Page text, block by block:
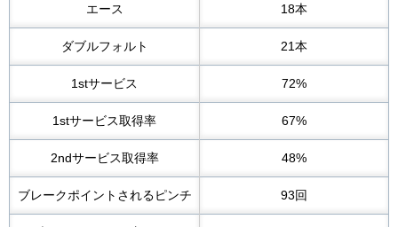
エース 18本
ダブルフォルト 21本
1stサービス 72%
1stサービス取得率 67%
2ndサービス取得率 48%
ブレークポイントされるピンチ 93回